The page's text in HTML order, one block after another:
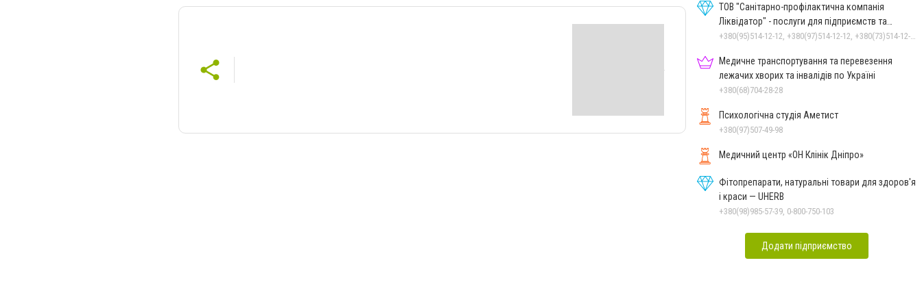
ТОВ "Санітарно-профілактична компанія
Ліквідатор" - послуги для підприємств та
населення
Медичне транспортування та перевезення
лежачих хворих та інвалідів по Україні
+380(68)704-28-28
Психологічна студія Аметист
+380(97)507-49-98
Медичний центр «ОН Клінік Дніпро»
Фітопрепарати, натуральні товари для здоров'я
і краси — UHERB
+380(98)985-57-39, 0-800-750-103
Додати підприємство